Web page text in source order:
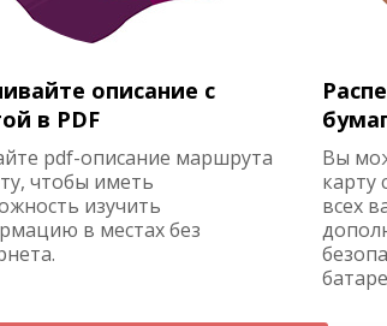
описание с
в PDF
pdf-описание маршрута
чтобы иметь
изучить
в местах без
Вы
карту
всех